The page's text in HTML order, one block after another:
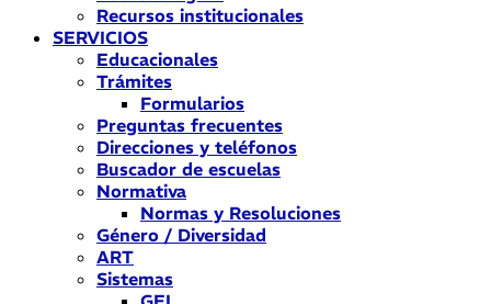
Recursos institucionales
SERVICIOS
Educacionales
Trámites
Formularios
Preguntas frecuentes
Direcciones y teléfonos
Buscador de escuelas
Normativa
Normas y Resoluciones
Género / Diversidad
ART
Sistemas